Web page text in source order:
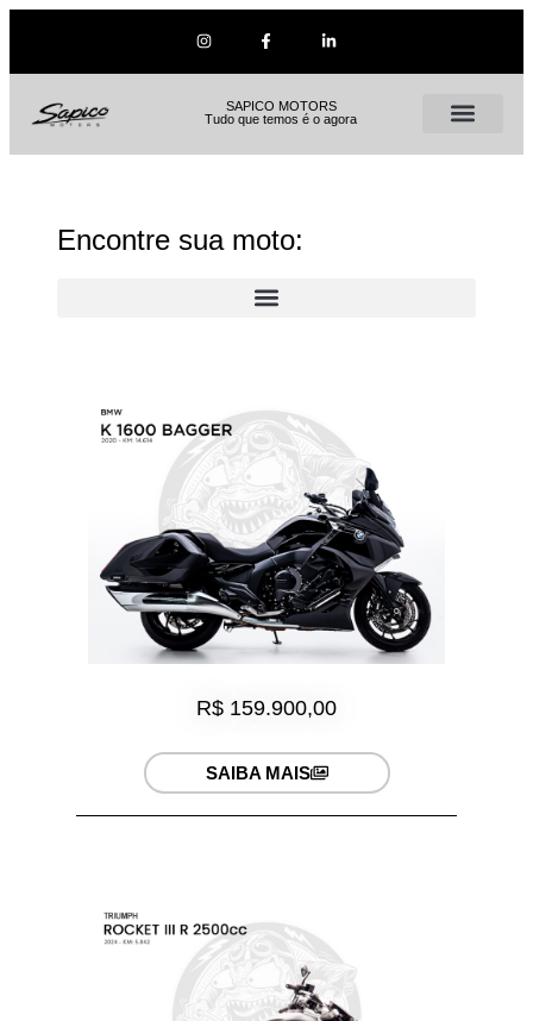
SAPICO MOTORS
Tudo que temos é o agora
Encontre sua moto:
R$ 159.900,00
SAIBA MAIS